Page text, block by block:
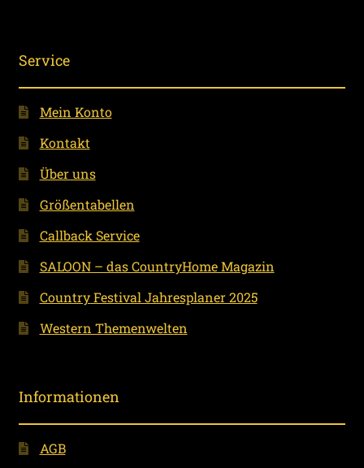
Service
Mein Konto
Kontakt
Über uns
Größentabellen
Callback Service
SALOON – das CountryHome Magazin
Country Festival Jahresplaner 2025
Western Themenwelten
Informationen
AGB